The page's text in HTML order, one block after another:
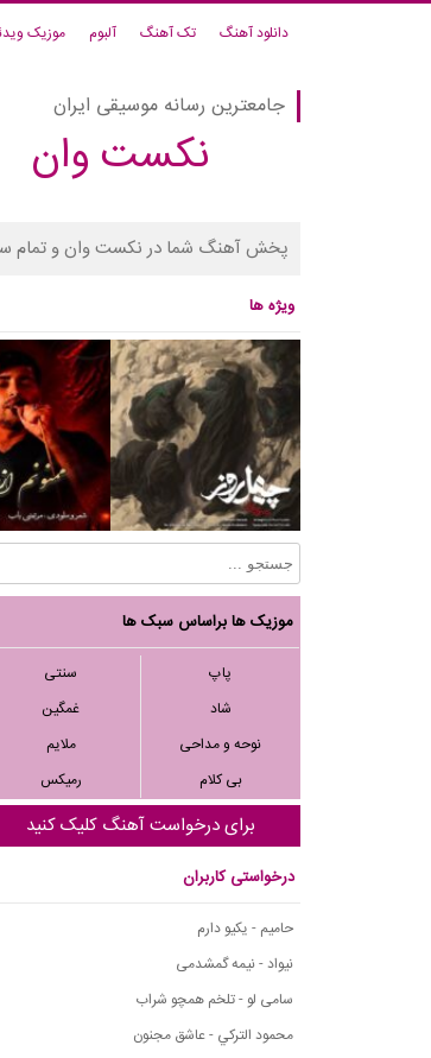
دانلود آهنگ تک آهنگ آلبوم موزیک
جامعترین رسانه موسیقی ایران
نکست وان
پخش آهنگ شما در نکست وان و تمام
ویژه ها
موزیک ها براساس سبک ها
پاپ
سنتی
شاد
غمگین
نوحه و مداحی
ملایم
بی کلام
رمیکس
برای درخواست آهنگ کلیک کنید
درخواستی کاربران
حامیم - یکیو دارم
نیواد - نیمه گمشدمی
سامی لو - تلخم همچو شراب
محمود التركي - عاشق مجنون